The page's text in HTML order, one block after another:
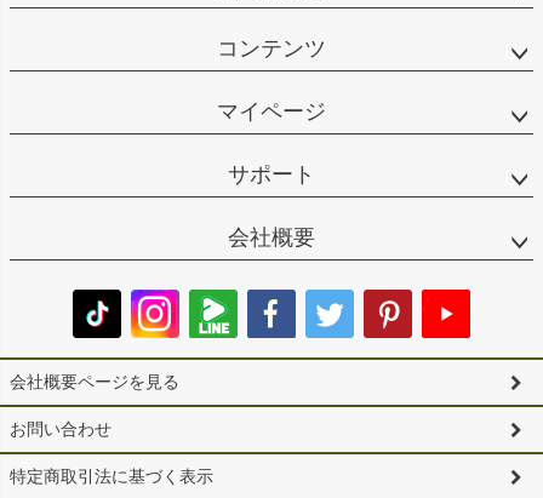
コンテンツ
マイページ
サポート
会社概要
会社概要ページを見る
お問い合わせ
特定商取引法に基づく表示